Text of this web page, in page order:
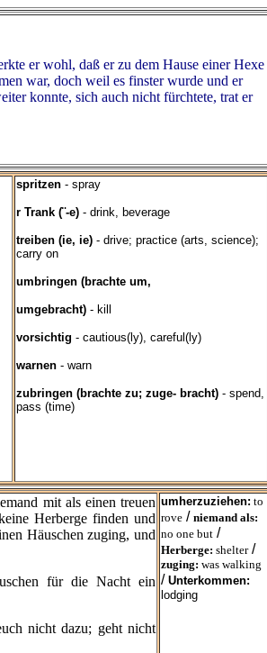
er wohl, daß er zu dem Hause einer Hexe
war, doch weil es finster wurde und er
konnte, sich auch nicht fürchtete, trat er
spritzen - spray
r Trank (¨-e) - drink, beverage
treiben (ie, ie) - drive; practice (arts, science);
carry on
umbringen (brachte um,
umgebracht) - kill
vorsichtig - cautious(ly), careful(ly)
warnen - warn
zubringen (brachte zu; zuge- bracht) - spend,
pass (time)
mit als einen treuen
Herberge finden und
Häuschen zuging, und
für die Nacht ein
nicht dazu; geht nicht
umherzuziehen: to
rove / niemand als:
no one but /
Herberge: shelter/
zuging: was walking
/ Unterkommen:
lodging